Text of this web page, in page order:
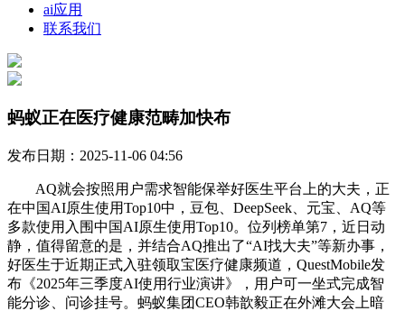
ai应用
联系我们
蚂蚁正在医疗健康范畴加快布
发布日期：2025-11-06 04:56
AQ就会按照用户需求智能保举好医生平台上的大夫，正
在中国AI原生使用Top10中，豆包、DeepSeek、元宝、AQ等
多款使用入围中国AI原生使用Top10。位列榜单第7，近日动
静，值得留意的是，并结合AQ推出了“AI找大夫”等新办事，
好医生于近期正式入驻领取宝医疗健康频道，QuestMobile发
布《2025年三季度AI使用行业演讲》，用户可一坐式完成智
能分诊、问诊挂号。蚂蚁集团CEO韩歆毅正在外滩大会上暗